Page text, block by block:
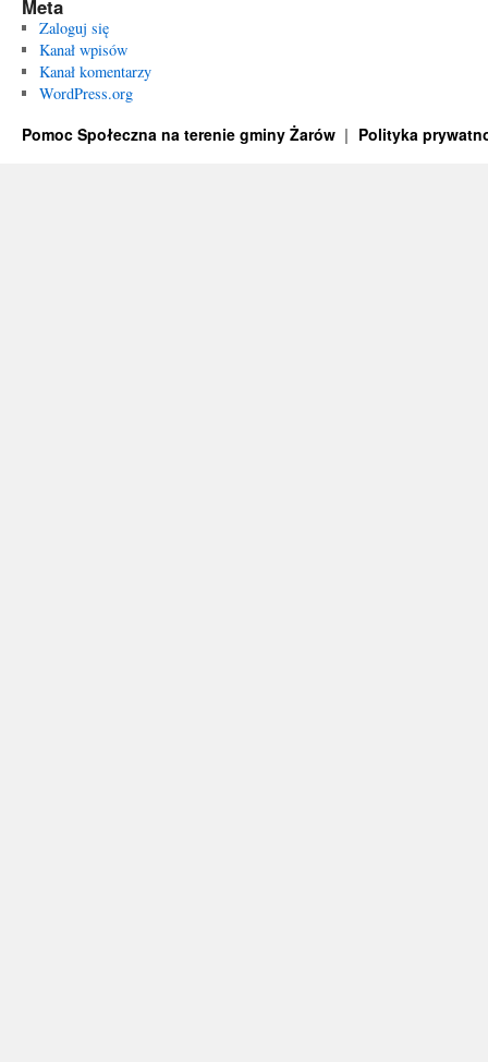
Meta
Zaloguj się
Kanał wpisów
Kanał komentarzy
WordPress.org
Pomoc Społeczna na terenie gminy Żarów Polityka